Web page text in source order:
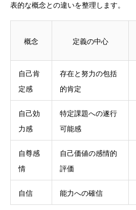
表的な概念との違いを整理します。
概念 定義の中心
自己肯
定感
存在と努力の包括
的肯定
自己効
力感
特定課題への遂行
可能感
自尊感
情
自己価値の感情的
評価
自信 能力への確信